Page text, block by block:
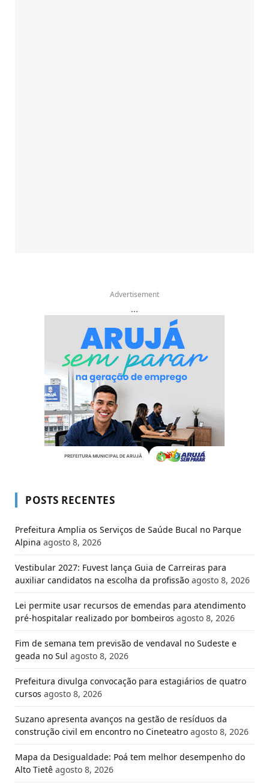
Advertisement
...
POSTS RECENTES
Prefeitura Amplia os Serviços de Saúde Bucal no Parque
Alpina agosto 8, 2026
Vestibular 2027: Fuvest lança Guia de Carreiras para
auxiliar candidatos na escolha da profissão agosto 8, 2026
Lei permite usar recursos de emendas para atendimento
pré-hospitalar realizado por bombeiros agosto 8, 2026
Fim de semana tem previsão de vendaval no Sudeste e
geada no Sul agosto 8, 2026
Prefeitura divulga convocação para estagiários de quatro
cursos agosto 8, 2026
Suzano apresenta avanços na gestão de resíduos da
construção civil em encontro no Cineteatro agosto 8, 2026
Mapa da Desigualdade: Poá tem melhor desempenho do
Alto Tietê agosto 8, 2026